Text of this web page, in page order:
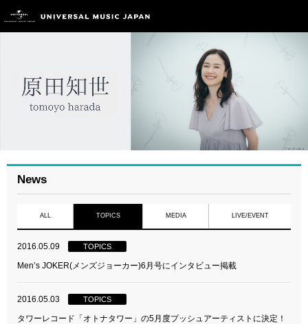
News
ALL TOPICS MEDIA LIVE/EVENT
2016.05.09 TOPICS
Men’s JOKER(メンズジョーカー)6月号にインタビュー掲載
2016.05.03 TOPICS
タワーレコード「オトナタワー」の5月度プッシュアーティストに決定！